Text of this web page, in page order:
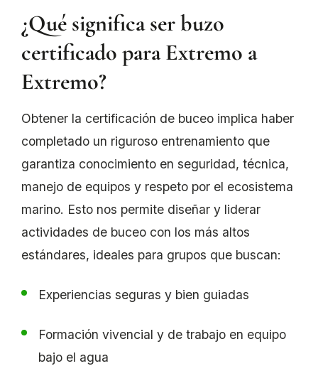
¿Qué significa ser buzo
certificado para Extremo a
Extremo?
Obtener la certificación de buceo implica haber
completado un riguroso entrenamiento que
garantiza conocimiento en seguridad, técnica,
manejo de equipos y respeto por el ecosistema
marino. Esto nos permite diseñar y liderar
actividades de buceo con los más altos
estándares, ideales para grupos que buscan:
Experiencias seguras y bien guiadas
Formación vivencial y de trabajo en equipo
bajo el agua